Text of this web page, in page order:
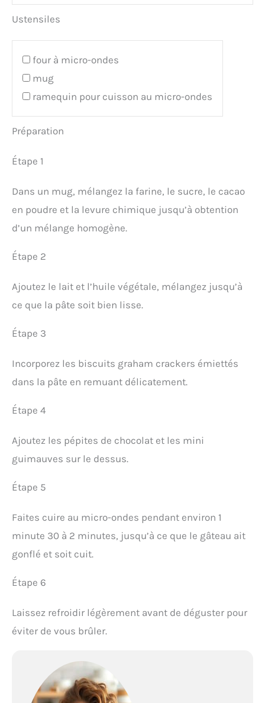
Ustensiles
four à micro-ondes
mug
ramequin pour cuisson au micro-ondes
Préparation
Étape 1
Dans un mug, mélangez la farine, le sucre, le cacao
en poudre et la levure chimique jusqu’à obtention
d’un mélange homogène.
Étape 2
Ajoutez le lait et l’huile végétale, mélangez jusqu’à
ce que la pâte soit bien lisse.
Étape 3
Incorporez les biscuits graham crackers émiettés
dans la pâte en remuant délicatement.
Étape 4
Ajoutez les pépites de chocolat et les mini
guimauves sur le dessus.
Étape 5
Faites cuire au micro-ondes pendant environ 1
minute 30 à 2 minutes, jusqu’à ce que le gâteau ait
gonflé et soit cuit.
Étape 6
Laissez refroidir légèrement avant de déguster pour
éviter de vous brûler.